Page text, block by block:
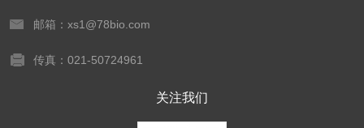
邮箱：xs1@78bio.com
传真：021-50724961
关注我们